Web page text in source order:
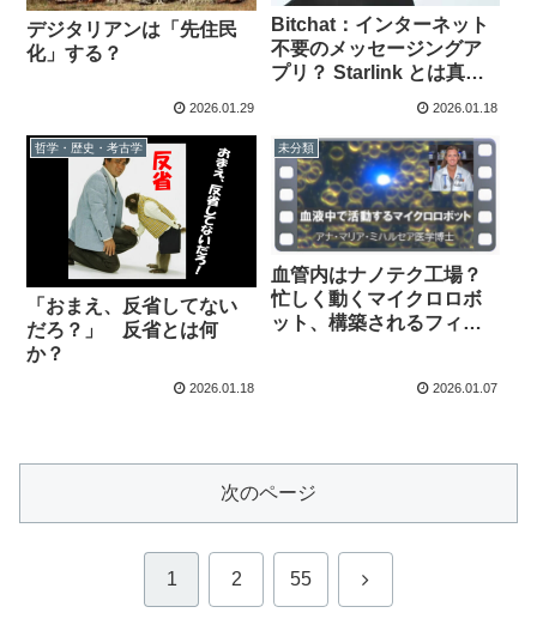
デジタリアンは「先住民
化」する？
2026.01.29
Bitchat：インターネット
不要のメッセージングア
プリ？ Starlink とは真逆
2026.01.18
哲学・歴史・考古学
「おまえ、反省してない
だろ？」 反省とは何
か？
2026.01.18
未分類
血管内はナノテク工場？
忙しく動くマイクロロボ
ット、構築されるフィラ
2026.01.07
次のページ
1 2 55 次